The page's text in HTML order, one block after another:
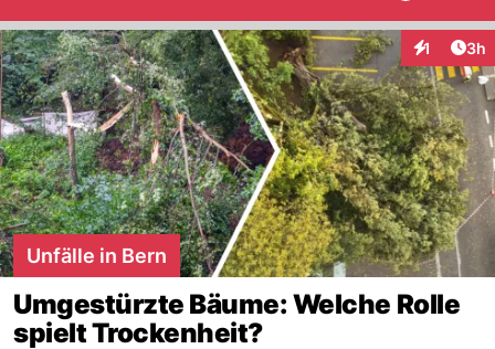
1 3h
Unfälle in Bern
Umgestürzte Bäume: Welche Rolle
spielt Trockenheit?